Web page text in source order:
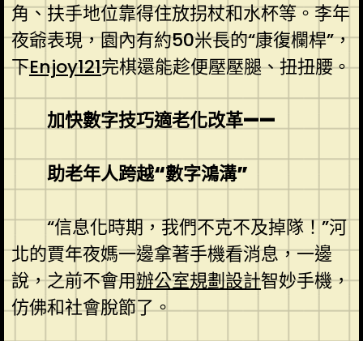
角、扶手地位靠得住放拐杖和水杯等。李年
夜爺表現，園內有約50米長的“康復欄桿”，
下Enjoy121完棋還能趁便壓壓腿、扭扭腰。
加快數字技巧適老化改革——
助老年人跨越“數字鴻溝”
“信息化時期，我們不克不及掉隊！”河
北的賈年夜媽一邊拿著手機看消息，一邊
說，之前不會用辦公室規劃設計智妙手機，
仿佛和社會脫節了。